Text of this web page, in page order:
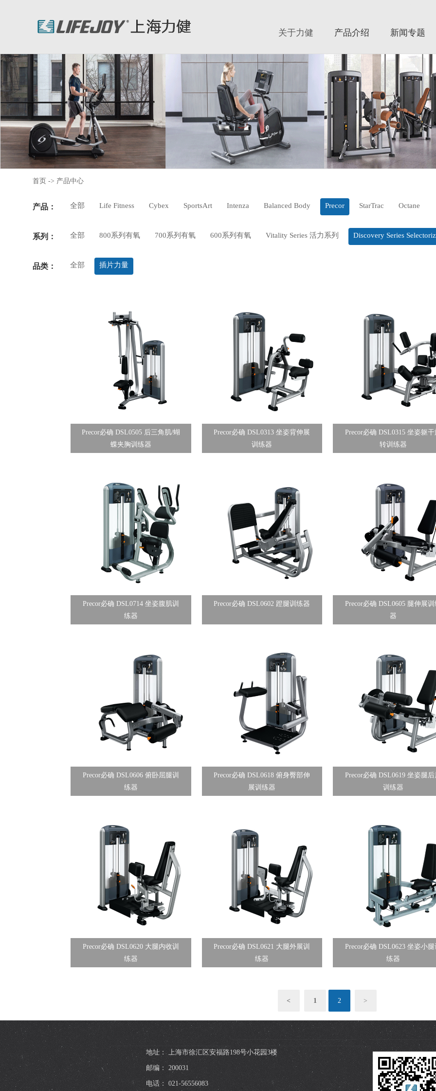
关于力健 产品介绍 新闻专题
首页 -> 产品中心
产品： 全部 Life Fitness Cybex SportsArt Intenza Balanced Body Precor StarTrac Octane
系列： 全部 800系列有氧 700系列有氧 600系列有氧 Vitality Series 活力系列 Discovery Series
品类： 全部 插片力量
Precor必确 DSL0505 后三角肌/蝴
蝶夹胸训练器
Precor必确 DSL0313 坐姿背伸展
训练器
Precor必确 DSL0315 坐姿躯干
转训练器
Precor必确 DSL0714 坐姿腹肌训
练器
Precor必确 DSL0602 蹬腿训练器
Precor必确 DSL0605 腿伸展训
器
Precor必确 DSL0606 俯卧屈腿训
练器
Precor必确 DSL0618 俯身臀部伸
展训练器
Precor必确 DSL0619 坐姿腿后
训练器
Precor必确 DSL0620 大腿内收训
练器
Precor必确 DSL0621 大腿外展训
练器
Precor必确 DSL0623 坐姿小腿
练器
< 1 2 >
地址： 上海市徐汇区安福路198号小花园3楼
邮编： 200031
电话： 021-56556083